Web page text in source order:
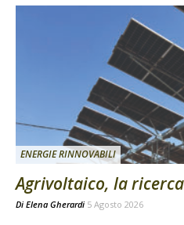
ENERGIE RINNOVABILI
Agrivoltaico, la
Di Elena Gherardi 5 Agosto 2026